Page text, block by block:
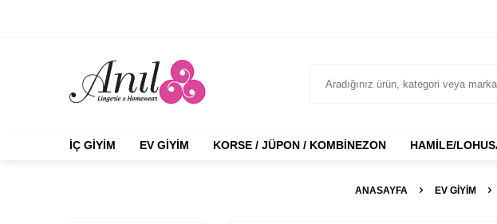
İÇ GIYIM EV GIYIM KORSE / JÜPON / KOMBINEZON HAMILE/
ANASAYFA EV GIYIM